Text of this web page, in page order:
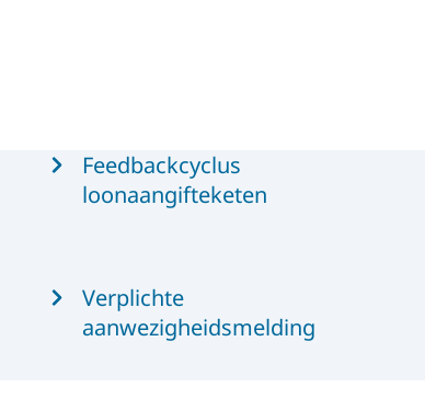
Feedbackcyclus
loonaangifteketen
Verplichte
aanwezigheidsmelding